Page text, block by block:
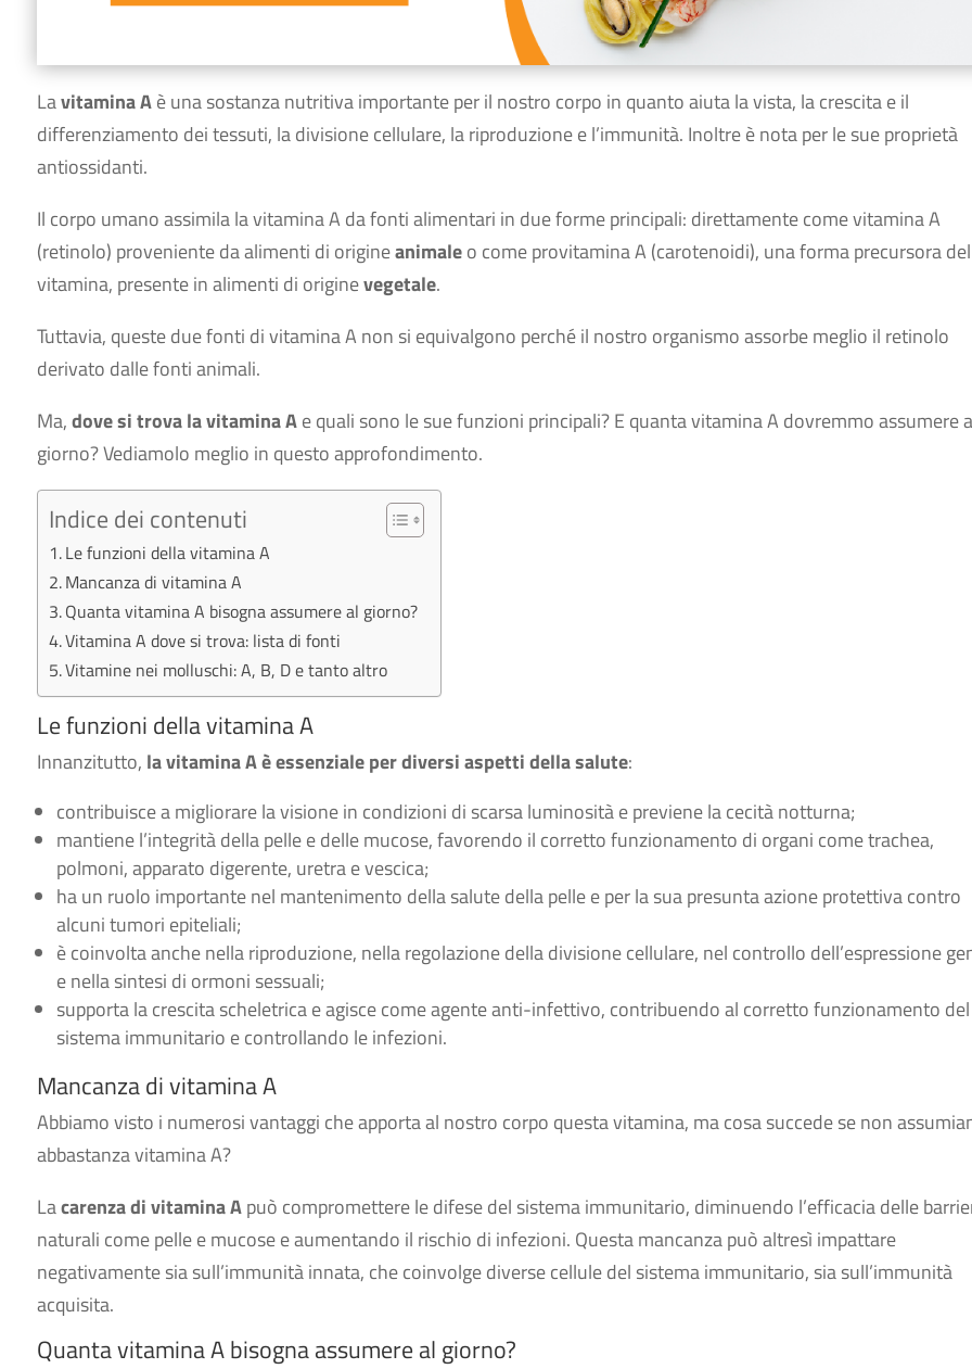
Lavitamina Aè una sostanza nutritiva importante per il nostro corpo in quanto aiuta la vista, la crescita e il
differenziamento dei tessuti, la divisione cellulare, la riproduzione e l’immunità. Inoltre è nota per le sue proprietà
antiossidanti.
Il corpo umano assimila la vitamina A da fonti alimentari in due forme principali: direttamente come vitamina A
(retinolo) proveniente da alimenti di origineanimaleo come provitamina A (carotenoidi), una forma precursora
vitamina, presente in alimenti di originevegetale.
Tuttavia, queste due fonti di vitamina A non si equivalgono perché il nostro organismo assorbe meglio il retinolo
derivato dalle fonti animali.
Ma,dove si trova la vitamina Ae quali sono le sue funzioni principali? E quanta vitamina A dovremmo assumere
giorno? Vediamolo meglio in questo approfondimento.
Indice dei contenuti
Le funzioni della vitamina A
Mancanza di vitamina A
Quanta vitamina A bisogna assumere al giorno?
Vitamina A dove si trova: lista di fonti
Vitamine nei molluschi: A, B, D e tanto altro
Le funzioni della vitamina A
Innanzitutto, la vitamina A è essenziale per diversi aspetti della salute:
contribuisce a migliorare la visione in condizioni di scarsa luminosità e previene la cecità notturna;
mantiene l’integrità della pelle e delle mucose, favorendo il corretto funzionamento di organi come trachea,
polmoni, apparato digerente, uretra e vescica;
ha un ruolo importante nel mantenimento della salute della pelle e per la sua presunta azione protettiva contro
alcuni tumori epiteliali;
è coinvolta anche nella riproduzione, nella regolazione della divisione cellulare, nel controllo dell’espressione
e nella sintesi di ormoni sessuali;
supporta la crescita scheletrica e agisce come agente anti-infettivo, contribuendo al corretto funzionamento del
sistema immunitario e controllando le infezioni.
Mancanza di vitamina A
Abbiamo visto i numerosi vantaggi che apporta al nostro corpo questa vitamina, ma cosa succede se non
abbastanza vitamina A?
Lacarenza di vitamina Apuò compromettere le difese del sistema immunitario, diminuendo l’efficacia delle
naturali come pelle e mucose e aumentando il rischio di infezioni. Questa mancanza può altresì impattare
negativamente sia sull’immunità innata, che coinvolge diverse cellule del sistema immunitario, sia sull’immunità
acquisita.
Quanta vitamina A bisogna assumere al giorno?